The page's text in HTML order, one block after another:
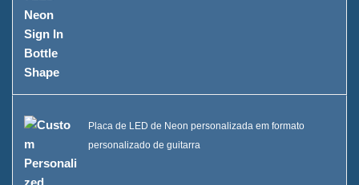
Catálogo
Caso
Balde de gelo quadrado de
LED Case E
Display de resina em formato
D X Case
Placa de LED de Neon personalizada em formato
personalizado de guitarra